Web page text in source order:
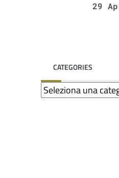
29
CATEGORIES
Categories